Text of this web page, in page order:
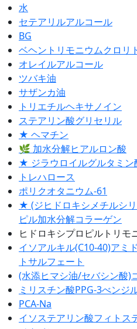
水
セテアリルアルコール
BG
ベヘントリモニウムクロリ
オレイルアルコール
ツバキ油
サザンカ油
トリエチルヘキサノイン
ステアリン酸グリセリル
★ ヘマチン
🌿 加水分解ヒアルロン酸
★ ジラウロイルグルタミン
トレハロース
ポリクオタニウム-61
★ (ジヒドロキシメチルシ
ピル加水分解コラーゲン
ヒドロキシプロピルトリモ
イソアルキル(C10-40)アミ
トサルフェート
(水添ヒマシ油/セバシン酸)
ミリスチン酸PPG-3べンジ
PCA-Na
イソステアリン酸フィトス